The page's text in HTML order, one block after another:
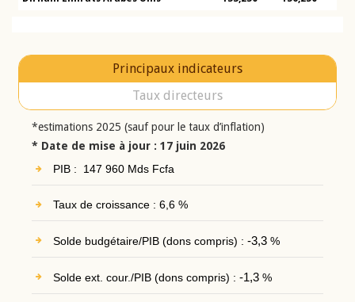
Principaux indicateurs
Taux directeurs
*estimations 2025 (sauf pour le taux d’inflation)
* Date de mise à jour : 17 juin 2026
PIB : 147 960 Mds Fcfa
Taux de croissance : 6,6 %
Solde budgétaire/PIB (dons compris) : -3,3%
Solde ext. cour./PIB (dons compris) : -1,3%